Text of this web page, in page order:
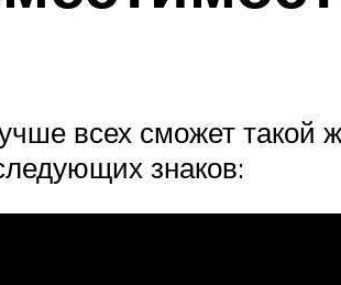
всех сможет такой
знаков: